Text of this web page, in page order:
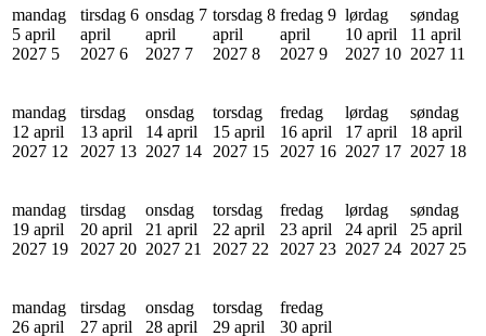
mandag
5 april
2027 5
tirsdag 6
april
2027 6
onsdag 7
april
2027 7
torsdag 8
april
2027 8
fredag 9
april
2027 9
lørdag
10 april
2027 10
søndag
11 april
2027 11
mandag
12 april
2027 12
tirsdag
13 april
2027 13
onsdag
14 april
2027 14
torsdag
15 april
2027 15
fredag
16 april
2027 16
lørdag
17 april
2027 17
søndag
18 april
2027 18
mandag
19 april
2027 19
tirsdag
20 april
2027 20
onsdag
21 april
2027 21
torsdag
22 april
2027 22
fredag
23 april
2027 23
lørdag
24 april
2027 24
søndag
25 april
2027 25
mandag
26 april
tirsdag
27 april
onsdag
28 april
torsdag
29 april
fredag
30 april